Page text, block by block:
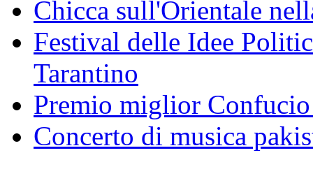
Chicca sull'Orientale
Festival delle Idee
Tarantino
Premio miglior
Concerto di musica